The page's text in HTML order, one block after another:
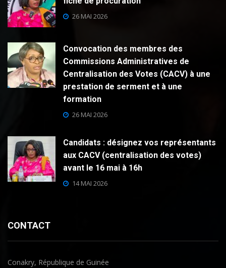
26 MAI 2026
Convocation des membres des
Commissions Administratives de
Centralisation des Votes (CACV) à une
prestation de serment et à une
formation
26 MAI 2026
Candidats : désignez vos représentants
aux CACV (centralisation des votes)
avant le 16 mai à 16h
14 MAI 2026
CONTACT
Conakry, République de Guinée